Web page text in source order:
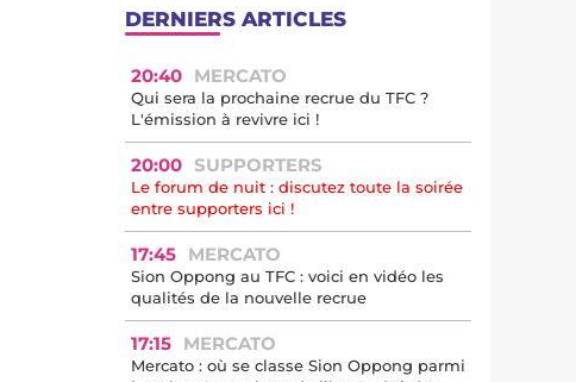
DERNIERS ARTICLES
20:40 MERCATO
Qui sera la prochaine recrue du TFC ?
L'émission à revivre ici !
20:00 SUPPORTERS
Le forum de nuit : discutez toute la soirée
entre supporters ici !
17:45 MERCATO
Sion Oppong au TFC : voici en vidéo les
qualités de la nouvelle recrue
17:15 MERCATO
Mercato : où se classe Sion Oppong parmi